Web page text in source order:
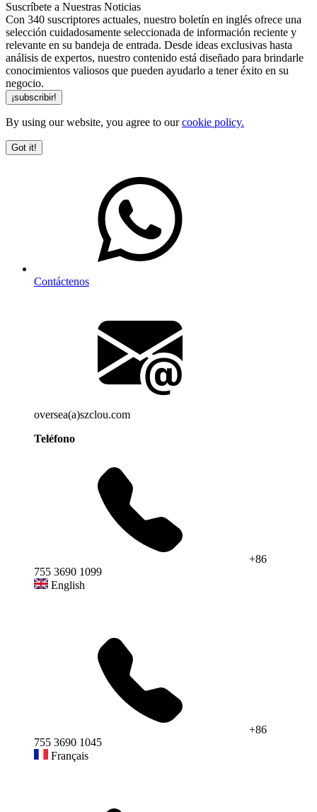
Suscríbete a Nuestras Noticias
Con 340 suscriptores actuales, nuestro boletín en inglés ofrece una
selección cuidadosamente seleccionada de información reciente y
relevante en su bandeja de entrada. Desde ideas exclusivas hasta
análisis de expertos, nuestro contenido está diseñado para brindarle
conocimientos valiosos que pueden ayudarlo a tener éxito en su
negocio.
By using our website, you agree to ourcookie policy.
Got it!
Contáctenos
oversea(a)szclou.com
Teléfono
+86
755 3690 1099
English
+86
755 3690 1045
Français